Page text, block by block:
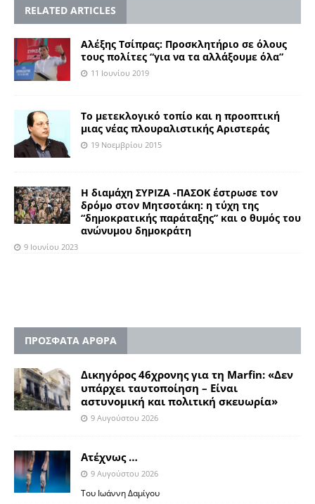
RELATED ARTICLES
Αλέξης Τσίπρας: Προσκλητήριο σε όλους
τους πολίτες “για να τα αλλάξουμε όλα”
11 Ιουνίου 2019
To μετεκλογικό τοπίο και η προοπτική
μιας νέας πλουραλιστικής Αριστεράς
19 Νοεμβρίου 2015
Η διαμάχη ΣΥΡΙΖΑ -ΠΑΣΟΚ έστρωσε τον
δρόμο στον Μητσοτάκη: η τύχη της
“δημοκρατικής παράταξης” και ο θυμός του
ανώνυμου δημοκράτη
9 Ιουνίου 2023
ΠΡΟΣΦΑΤΑ ΑΡΘΡΑ
Δικηγόρος 46χρονης για τη Marfin: «Δεν
υπάρχει ταυτοποίηση – Είναι
αστυνομική και πολιτική σκευωρία»
9 Αυγούστου 2026
Ατέχνως …
9 Αυγούστου 2026
Του Ιωάννη Δαμίγου